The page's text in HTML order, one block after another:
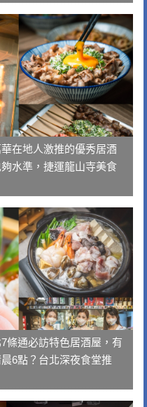
在地人激推的優秀居酒
水準，捷運龍山寺美食
條通必訪特色居酒屋，有
6點？台北深夜食堂推